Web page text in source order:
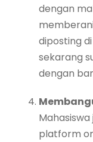
dengan
diposting
sekarang
dengan
platform